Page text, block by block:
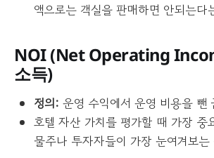
액으로는 객실을 판매하면 안되는다
NOI (Net Operating
소득)
정의: 운영 수익에서 운영 비용을 뺀
호텔 자산 가치를 평가할 때 가장 중
물주나 투자자들이 가장 눈여겨보는